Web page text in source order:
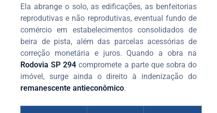
Ela abrange o solo, as edificações, as benfeitorias
reprodutivas e não reprodutivas, eventual fundo de
comércio em estabelecimentos consolidados de
beira de pista, além das parcelas acessórias de
correção monetária e juros. Quando a obra na
Rodovia SP 294 compromete a parte que sobra do
imóvel, surge ainda o direito à indenização do
remanescente antieconômico.